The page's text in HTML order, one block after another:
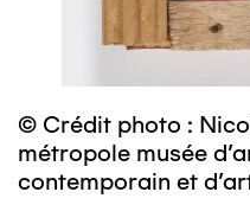
© Crédit photo :
métropole musée
contemporain et